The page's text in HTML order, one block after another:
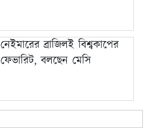
নেইমারের ব্রাজিলই বিশ্বকাপের
ফেভারিট, বলছেন মেসি